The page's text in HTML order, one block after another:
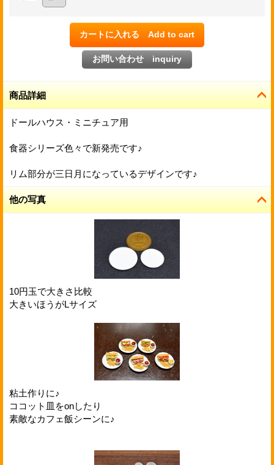
商品詳細
ドールハウス・ミニチュア用
食器シリーズ色々で新発売です♪
リム部分が三日月になっているデザインです♪
他の写真
10円玉で大きさ比較
大きいほうがLサイズ
粘土作りに♪
ココット皿をonしたり
素敵なカフェ飯シーンに♪